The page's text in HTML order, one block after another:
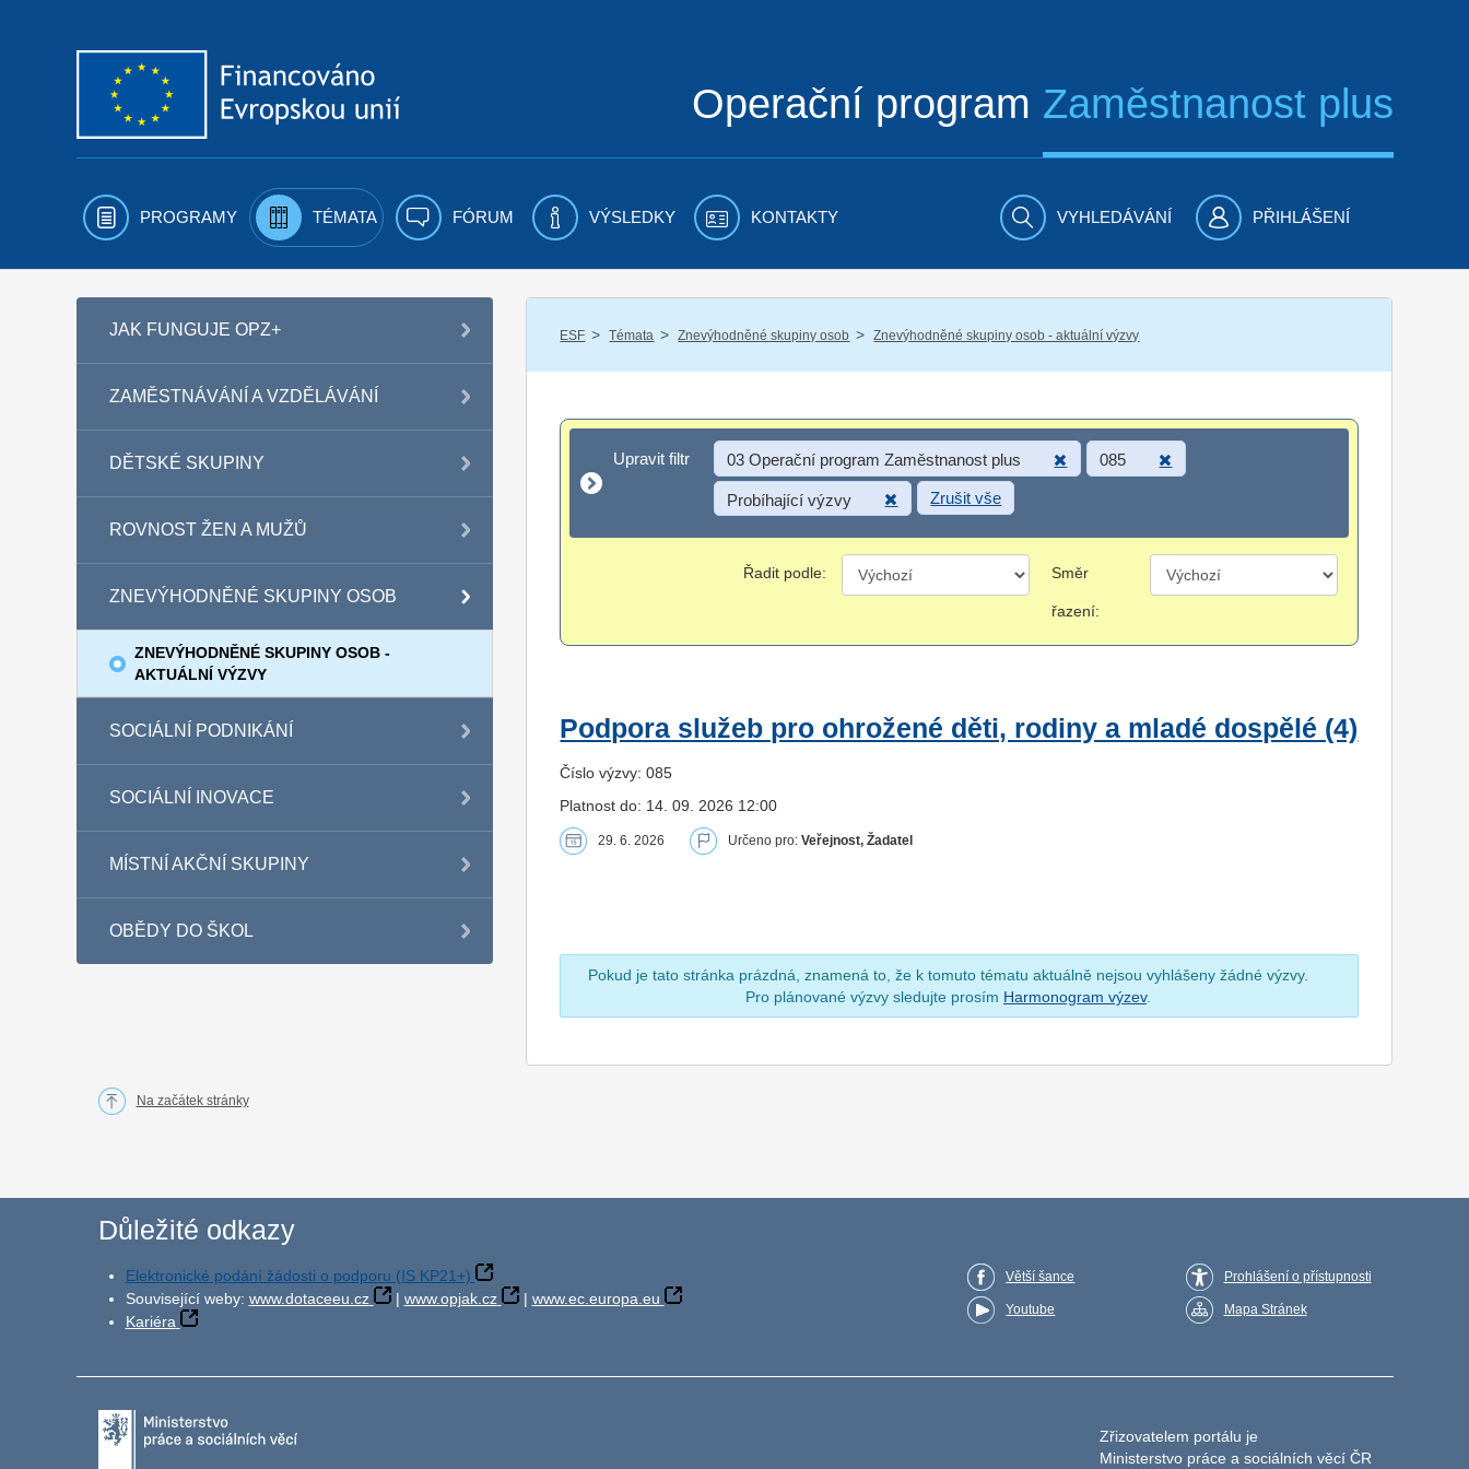
Operační program Zaměstnanost plus
PROGRAMY TÉMATA FÓRUM VÝSLEDKY KONTAKTY VYHLEDÁVÁNÍ PŘIHLÁŠENÍ
JAK FUNGUJE OPZ+
ZAMĚSTNÁVÁNÍ A VZDĚLÁVÁNÍ
DĚTSKÉ SKUPINY
ROVNOST ŽEN A MUŽŮ
ZNEVÝHODNĚNÉ SKUPINY OSOB
ZNEVÝHODNĚNÉ SKUPINY OSOB -
AKTUÁLNÍ VÝZVY
SOCIÁLNÍ PODNIKÁNÍ
SOCIÁLNÍ INOVACE
MÍSTNÍ AKČNÍ SKUPINY
OBĚDY DO ŠKOL
ESF / Témata / Znevýhodněné skupiny osob / Znevýhodněné skupiny osob - aktuální výzvy
Upravit filtr
Upravit filtr 03 Operační program Zaměstnanost plus 085
Probíhající výzvy Zrušit vše
Řadit podle: Směr
řazení:
Podpora služeb pro ohrožené děti, rodiny a mladé dospělé (4)
Číslo výzvy: 085
Platnost do: 14. 09. 2026 12:00
29. 6. 2026 Určeno pro:Veřejnost, Žadatel
Pokud je tato stránka prázdná, znamená to, že k tomuto tématu aktuálně nejsou vyhlášeny žádné výzvy.
Pro plánované výzvy sledujte prosím Harmonogram výzev.
Na začátek stránky
Důležité odkazy
Elektronické podání žádosti o podporu (IS KP21+)
Související weby: www.dotaceeu.cz | www.opjak.cz | www.ec.europa.eu
Kariéra
Větší šance
Youtube
Prohlášení o přístupnosti
Mapa Stránek
Zřizovatelem portálu je
Ministerstvo práce a sociálních věcí ČR